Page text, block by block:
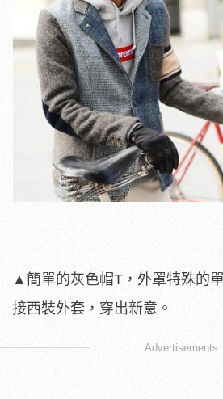
▲簡單的灰色帽T，外罩特殊的
接西裝外套，穿出新意。
Advertisements